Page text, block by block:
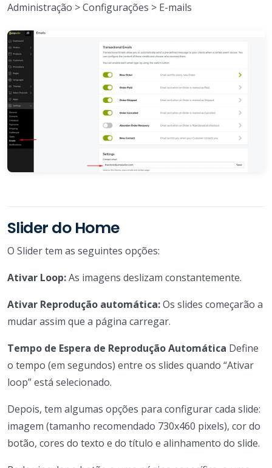
Administração > Configurações > E-mails
Slider do Home
O Slider tem as seguintes opções:
Ativar Loop:As imagens deslizam constantemente.
Ativar Reprodução automática:Os slides começarão a
mudar assim que a página carregar.
Tempo de Espera de Reprodução Automática Define
o tempo (em segundos) entre os slides quando “Ativar
loop” está selecionado.
Depois, tem algumas opções para configurar cada slide:
imagem (tamanho recomendado 730x460 pixels), cor do
botão, cores do texto e do título e alinhamento do slide.